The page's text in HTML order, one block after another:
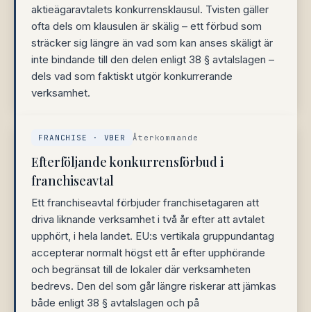
aktieägaravtalets konkurrensklausul. Tvisten gäller
ofta dels om klausulen är skälig – ett förbud som
sträcker sig längre än vad som kan anses skäligt är
inte bindande till den delen enligt 38 § avtalslagen –
dels vad som faktiskt utgör konkurrerande
verksamhet.
FRANCHISE · VBER Återkommande
Efterföljande konkurrensförbud i
franchiseavtal
Ett franchiseavtal förbjuder franchisetagaren att
driva liknande verksamhet i två år efter att avtalet
upphört, i hela landet. EU:s vertikala gruppundantag
accepterar normalt högst ett år efter upphörande
och begränsat till de lokaler där verksamheten
bedrevs. Den del som går längre riskerar att jämkas
både enligt 38 § avtalslagen och på